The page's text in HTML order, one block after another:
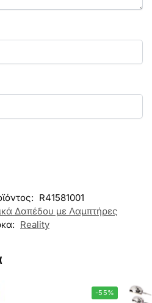
R41581001
Δαπέδου με Λαμπτήρες
Reality
-55%